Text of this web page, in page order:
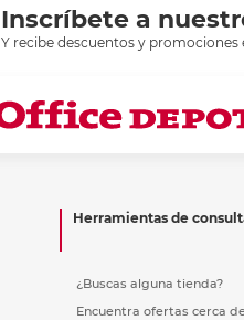
Inscríbete a
Y recibe descuentos y promociones
Herramientas de
¿Buscas alguna tienda?
Encuentra ofertas cerca